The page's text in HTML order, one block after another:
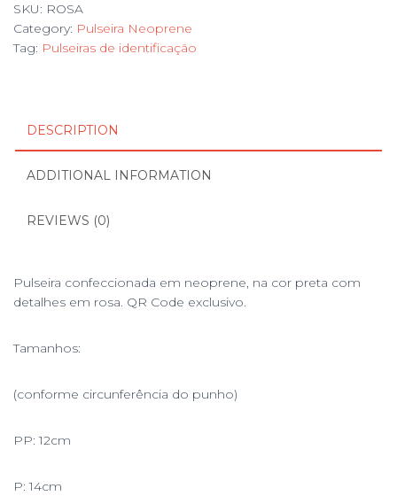
Rosa
quantity
SKU: ROSA
Category: Pulseira Neoprene
Tag: Pulseiras de identificação
DESCRIPTION
ADDITIONAL INFORMATION
REVIEWS (0)
Pulseira confeccionada em neoprene, na cor preta com
detalhes em rosa. QR Code exclusivo.
Tamanhos:
(conforme circunferência do punho)
PP: 12cm
P: 14cm